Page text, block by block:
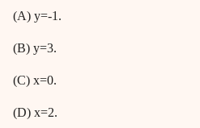
(A) y=-1.
(B) y=3.
(C) x=0.
(D) x=2.